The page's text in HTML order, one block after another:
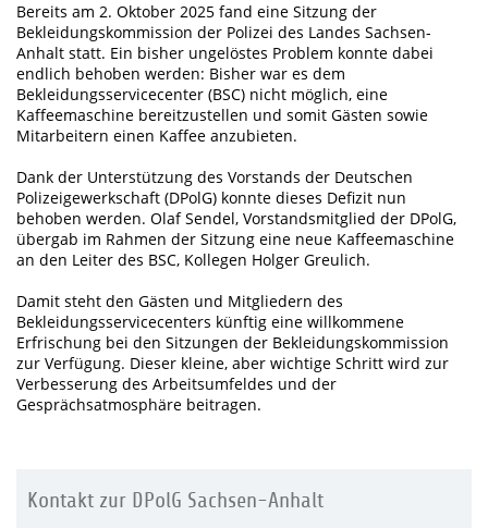
Bereits am 2. Oktober 2025 fand eine Sitzung der
Bekleidungskommission der Polizei des Landes Sachsen-
Anhalt statt. Ein bisher ungelöstes Problem konnte dabei
endlich behoben werden: Bisher war es dem
Bekleidungsservicecenter (BSC) nicht möglich, eine
Kaffeemaschine bereitzustellen und somit Gästen sowie
Mitarbeitern einen Kaffee anzubieten.
Dank der Unterstützung des Vorstands der Deutschen
Polizeigewerkschaft (DPolG) konnte dieses Defizit nun
behoben werden. Olaf Sendel, Vorstandsmitglied der DPolG,
übergab im Rahmen der Sitzung eine neue Kaffeemaschine
an den Leiter des BSC, Kollegen Holger Greulich.
Damit steht den Gästen und Mitgliedern des
Bekleidungsservicecenters künftig eine willkommene
Erfrischung bei den Sitzungen der Bekleidungskommission
zur Verfügung. Dieser kleine, aber wichtige Schritt wird zur
Verbesserung des Arbeitsumfeldes und der
Gesprächsatmosphäre beitragen.
Kontakt zur DPolG Sachsen-Anhalt